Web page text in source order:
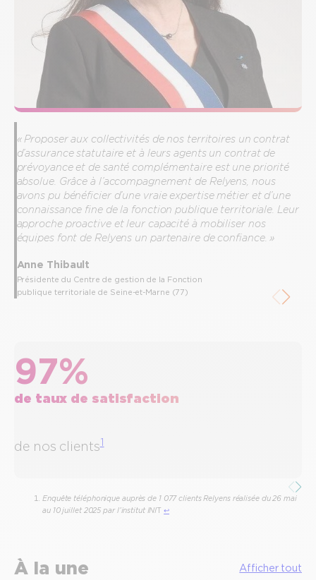
« Proposer aux collectivités de nos territoires un contrat
d’assurance statutaire et à leurs agents un contrat de
prévoyance et de santé complémentaire est une priorité
absolue. Grâce à l’accompagnement de Relyens, nous
avons pu bénéficier d’une vraie expertise métier et d’une
connaissance fine de la fonction publique territoriale. Leur
approche proactive et leur capacité à mobiliser nos
équipes font de Relyens un partenaire de confiance. »
Anne Thibault
Présidente du Centre de gestion de la Fonction
publique territoriale de Seine-et-Marne (77)
97%
de taux de satisfaction
de nos clients1
Enquête téléphonique auprès de 1 077 clients Relyens réalisée du 26 mai
au 10 juillet 2025 par l’institut INIT↩︎
À la une Afficher tout